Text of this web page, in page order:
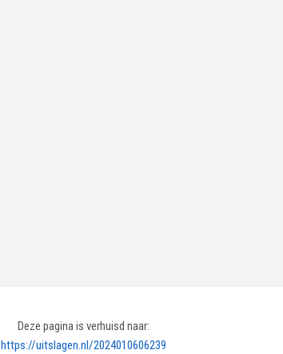
Deze pagina is verhuisd naar:
https://uitslagen.nl/2024010606239